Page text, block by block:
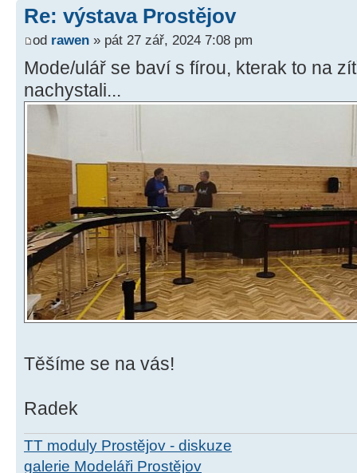
Re: výstava Prostějov
od rawen » pát 27 zář, 2024 7:08 pm
Mode/ulář se baví s fírou, kterak to na
nachystali...
Těšíme se na vás!
Radek
TT moduly Prostějov - diskuze
galerie Modeláři Prostějov